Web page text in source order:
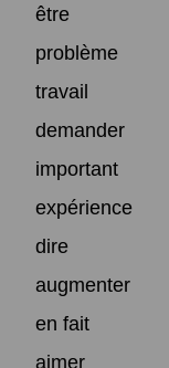
être
problème
travail
demander
important
expérience
dire
augmenter
en fait
aimer